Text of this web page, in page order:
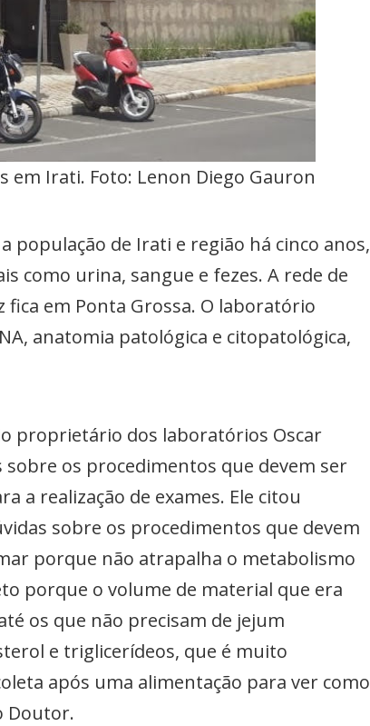
em Irati. Foto: Lenon Diego Gauron
população de Irati e região há cinco anos,
como urina, sangue e fezes. A rede de
em Ponta Grossa. O laboratório
anatomia patológica e citopatológica,
proprietário dos laboratórios Oscar
sobre os procedimentos que devem ser
a realização de exames. Ele citou
sobre os procedimentos que devem
porque não atrapalha o metabolismo
porque o volume de material que era
os que não precisam de jejum
e triglicerídeos, que é muito
após uma alimentação para ver como
Doutor.